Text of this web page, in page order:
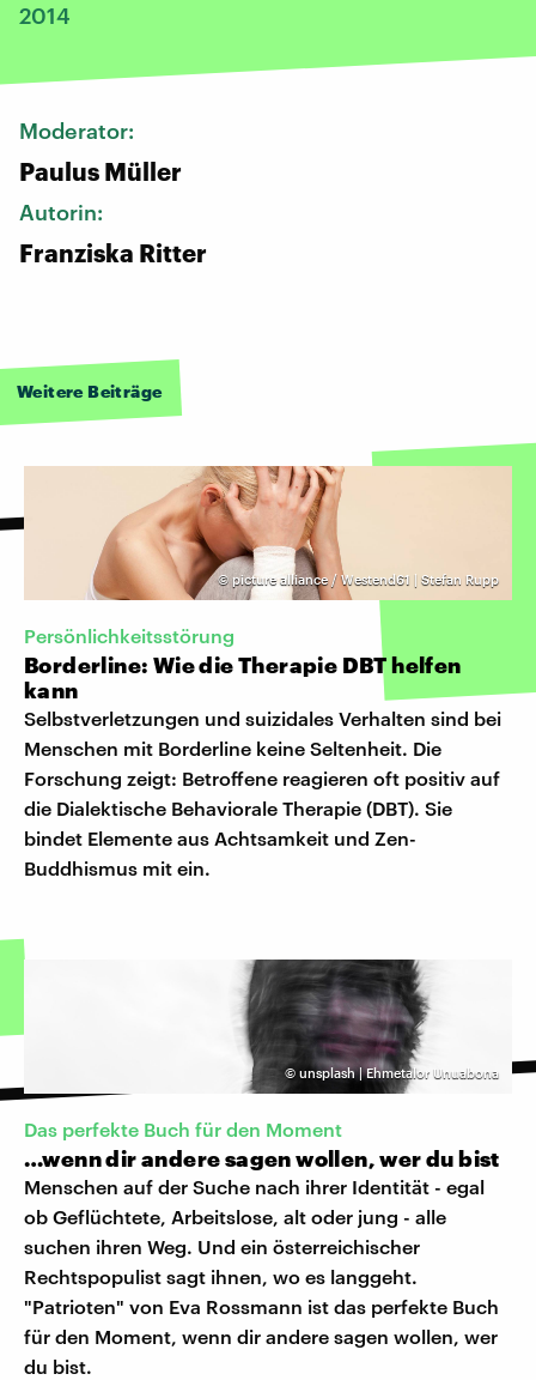
2014
Moderator:
Paulus Müller
Autorin:
Franziska Ritter
Weitere Beiträge
© picture alliance / Westend61 | Stefan Rupp
Persönlichkeitsstörung
Borderline: Wie die Therapie DBT helfen
kann
Selbstverletzungen und suizidales Verhalten sind bei
Menschen mit Borderline keine Seltenheit. Die
Forschung zeigt: Betroffene reagieren oft positiv auf
die Dialektische Behaviorale Therapie (DBT). Sie
bindet Elemente aus Achtsamkeit und Zen-
Buddhismus mit ein.
© unsplash | Ehmetalor Unuabona
Das perfekte Buch für den Moment
…wenn dir andere sagen wollen, wer du bist
Menschen auf der Suche nach ihrer Identität - egal
ob Geflüchtete, Arbeitslose, alt oder jung - alle
suchen ihren Weg. Und ein österreichischer
Rechtspopulist sagt ihnen, wo es langgeht.
"Patrioten" von Eva Rossmann ist das perfekte Buch
für den Moment, wenn dir andere sagen wollen, wer
du bist.